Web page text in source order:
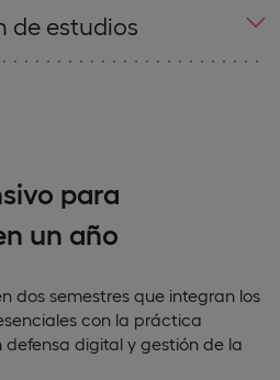
de estudios
para
un año
dos semestres que integran los
con la práctica
digital y gestión de la